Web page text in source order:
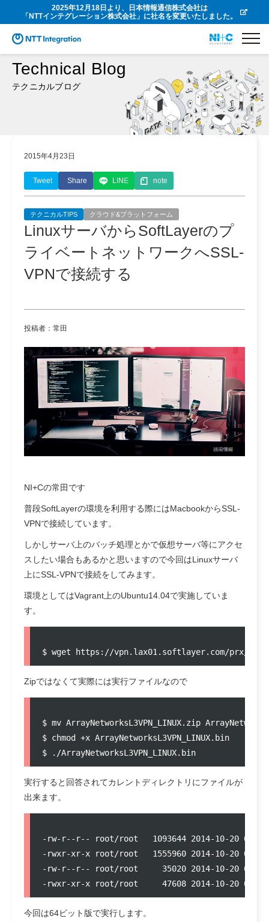
2025年12月18日より、日本情報通信株式会社は
「NTTインテグレーション株式会社」に社名を変更いたしました。
Technical Blog
テクニカルブログ
2015年4月23日
Tweet Share LINE note
テクニカルTIPS クラウド&プラットフォーム
LinuxサーバからSoftLayerのプ
ライベートネットワークへSSL-
VPNで接続する
投稿者：常田
NI+Cの常田です
普段SoftLayerの環境を利用する際にはMacbookからSSL-
VPNで接続しています。
しかしサーバ上のバッチ処理とかで仮想サーバ等にアクセ
スしたい場合もあるかと思いますので今回はLinuxサーバ
上にSSL-VPNで接続をしてみます。
環境としてはVagrant上のUbuntu14.04で実施していま
す。
Zipではなくて実際には実行ファイルなので
$ mv ArrayNetworksL3VPN_LINUX.zip
$ chmod +x ArrayNetworksL3VPN_LINUX.bin
実行すると回答されてカレントディレクトリにファイルが
出来ます。
-rw-r--r-- root/root   1093644 2014-10-20 05:35
-rwxr-xr-x root/root   1555960 2014-10-20 05:22
-rw-r--r-- root/root     35020 2014-10-20 05:35
今回は64ビット版で実行します。